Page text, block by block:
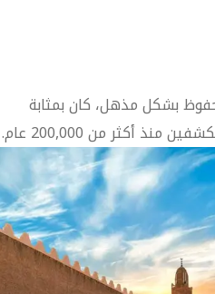
بشكل مذهل، كان بمثابة
أكثر من 200,000 عام.